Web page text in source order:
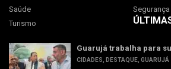
Saúde
Segurança
Turismo
Guarujá trabalha para
CIDADES DESTAQUE GUARUJÁ